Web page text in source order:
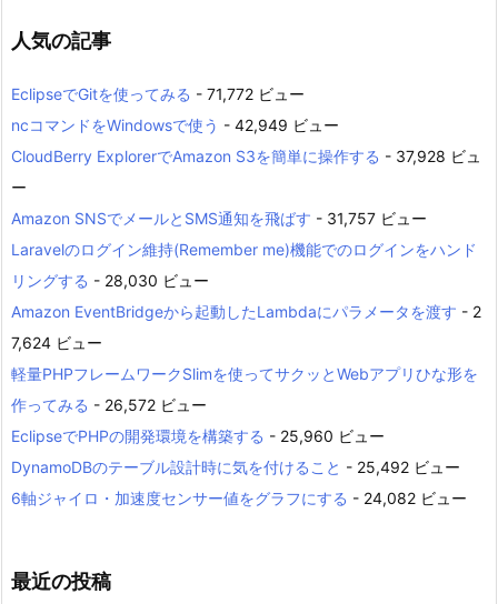
人気の記事
EclipseでGitを使ってみる - 71,772 ビュー
ncコマンドをWindowsで使う - 42,949 ビュー
CloudBerry ExplorerでAmazon S3を簡単に操作する - 37,928 ビュ
ー
Amazon SNSでメールとSMS通知を飛ばす - 31,757 ビュー
Laravelのログイン維持(Remember me)機能でのログインをハンド
リングする - 28,030 ビュー
Amazon EventBridgeから起動したLambdaにパラメータを渡す - 2
7,624 ビュー
軽量PHPフレームワークSlimを使ってサクッとWebアプリひな形を
作ってみる - 26,572 ビュー
EclipseでPHPの開発環境を構築する - 25,960 ビュー
DynamoDBのテーブル設計時に気を付けること - 25,492 ビュー
6軸ジャイロ・加速度センサー値をグラフにする - 24,082 ビュー
最近の投稿